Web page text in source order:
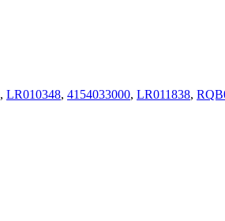
, LR010348, 4154033000, LR011838,